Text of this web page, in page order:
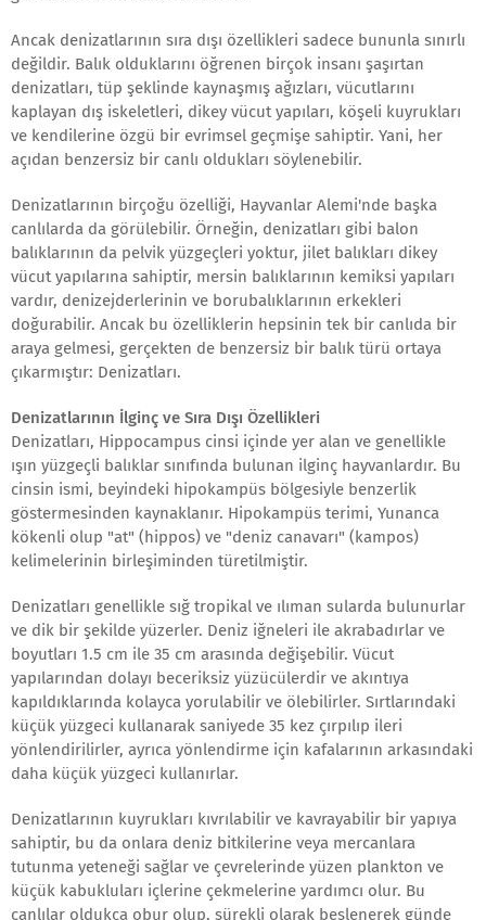
Ancak denizatlarının sıra dışı özellikleri sadece bununla sınırlı
değildir. Balık olduklarını öğrenen birçok insanı şaşırtan
denizatları, tüp şeklinde kaynaşmış ağızları, vücutlarını
kaplayan dış iskeletleri, dikey vücut yapıları, köşeli kuyrukları
ve kendilerine özgü bir evrimsel geçmişe sahiptir. Yani, her
açıdan benzersiz bir canlı oldukları söylenebilir.
Denizatlarının birçoğu özelliği, Hayvanlar Alemi'nde başka
canlılarda da görülebilir. Örneğin, denizatları gibi balon
balıklarının da pelvik yüzgeçleri yoktur, jilet balıkları dikey
vücut yapılarına sahiptir, mersin balıklarının kemiksi yapıları
vardır, denizejderlerinin ve borubalıklarının erkekleri
doğurabilir. Ancak bu özelliklerin hepsinin tek bir canlıda bir
araya gelmesi, gerçekten de benzersiz bir balık türü ortaya
çıkarmıştır: Denizatları.
Denizatlarının İlginç ve Sıra Dışı Özellikleri
Denizatları, Hippocampus cinsi içinde yer alan ve genellikle
ışın yüzgeçli balıklar sınıfında bulunan ilginç hayvanlardır. Bu
cinsin ismi, beyindeki hipokampüs bölgesiyle benzerlik
göstermesinden kaynaklanır. Hipokampüs terimi, Yunanca
kökenli olup "at" (hippos) ve "deniz canavarı" (kampos)
kelimelerinin birleşiminden türetilmiştir.
Denizatları genellikle sığ tropikal ve ılıman sularda bulunurlar
ve dik bir şekilde yüzerler. Deniz iğneleri ile akrabadırlar ve
boyutları 1.5 cm ile 35 cm arasında değişebilir. Vücut
yapılarından dolayı beceriksiz yüzücülerdir ve akıntıya
kapıldıklarında kolayca yorulabilir ve ölebilirler. Sırtlarındaki
küçük yüzgeci kullanarak saniyede 35 kez çırpılıp ileri
yönlendirilirler, ayrıca yönlendirme için kafalarının arkasındaki
daha küçük yüzgeci kullanırlar.
Denizatlarının kuyrukları kıvrılabilir ve kavrayabilir bir yapıya
sahiptir, bu da onlara deniz bitkilerine veya mercanlara
tutunma yeteneği sağlar ve çevrelerinde yüzen plankton ve
küçük kabukluları içlerine çekmelerine yardımcı olur. Bu
canlılar oldukça obur olup, sürekli olarak beslenerek günde